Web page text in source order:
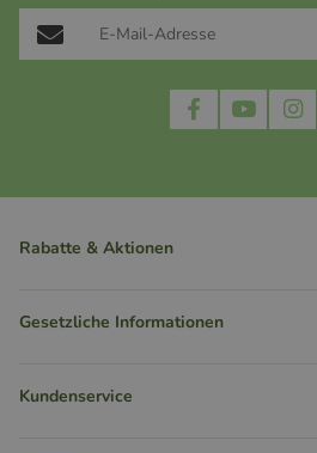
Rabatte & Aktionen
Gesetzliche Informationen
Kundenservice